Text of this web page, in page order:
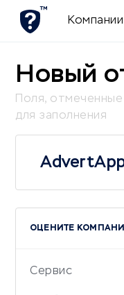
Компании
Новый
Поля,
для заполнения
ОЦЕНИТЕ
Сервис